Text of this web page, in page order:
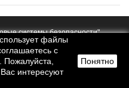
файлы
с
Пожалуйста,
интересуют
Понятно
системы безопасности"